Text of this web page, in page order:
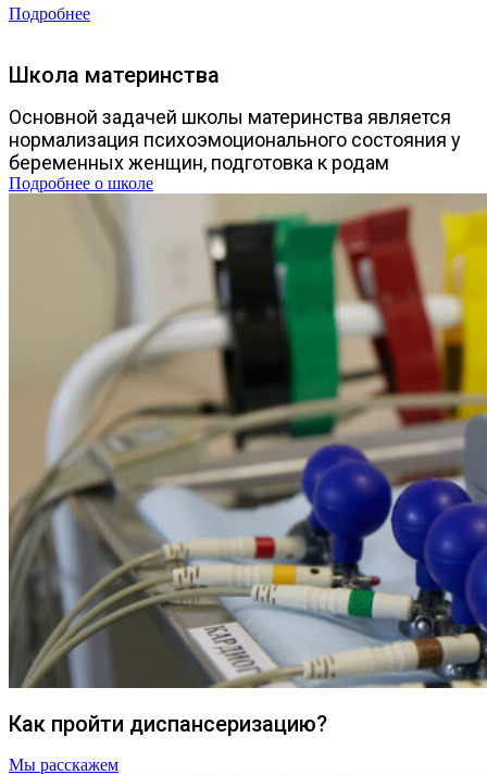
Подробнее
Школа материнства
Основной задачей школы материнства является
нормализация психоэмоционального состояния у
беременных женщин, подготовка к родам
Подробнее о школе
Как пройти диспансеризацию?
Мы расскажем